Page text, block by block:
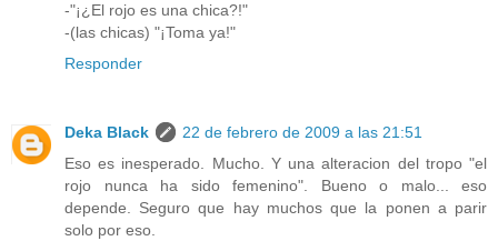
-"¡¿El rojo es una chica?!"
-(las chicas) "¡Toma ya!"
Responder
Deka Black
22 de febrero de 2009 a las 21:51
Eso es inesperado. Mucho. Y una alteracion del tropo "el
rojo nunca ha sido femenino". Bueno o malo... eso
depende. Seguro que hay muchos que la ponen a parir
solo por eso.